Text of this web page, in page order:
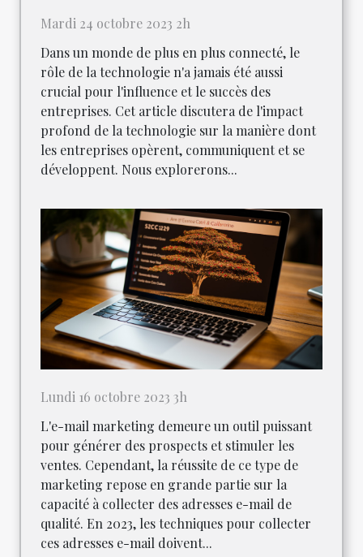
Mardi 24 octobre 2023 2h
Dans un monde de plus en plus connecté, le
rôle de la technologie n'a jamais été aussi
crucial pour l'influence et le succès des
entreprises. Cet article discutera de l'impact
profond de la technologie sur la manière dont
les entreprises opèrent, communiquent et se
développent. Nous explorerons...
Lundi 16 octobre 2023 3h
L'e-mail marketing demeure un outil puissant
pour générer des prospects et stimuler les
ventes. Cependant, la réussite de ce type de
marketing repose en grande partie sur la
capacité à collecter des adresses e-mail de
qualité. En 2023, les techniques pour collecter
ces adresses e-mail doivent...